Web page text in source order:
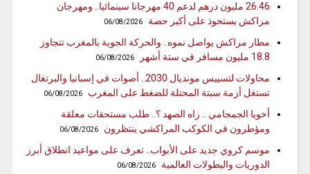
26.46 مليون درهم لدعم 40 مهرجانا سينمائيا.. ومهرجان
مراكش يستحوذ على أكبر حصة
06/08/2026
مطار مراكش يواصل نموه.. والحركة الجوية بالمغرب تتجاوز
18.8 مليون مسافر في ستة أشهر
06/08/2026
محاولات لتسييس مونديال 2030.. أصوات في إسبانيا والبرتغال
تستغل أزمة سبتة المحتلة للضغط على المغرب
06/08/2026
أخويا الجمجامي .. راه الصهد ؟.. طلب مستحقات معلقة
ومؤطرون في الكوكب المراكشي ينتظرون
06/08/2026
موسم كروي جديد على الأبواب.. تعرف على مواعيد انطلاق أبرز
الدوريات والبطولات العالمية
06/08/2026